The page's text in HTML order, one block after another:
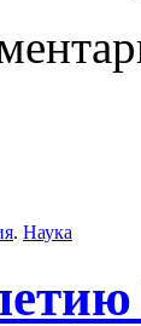
. Наука